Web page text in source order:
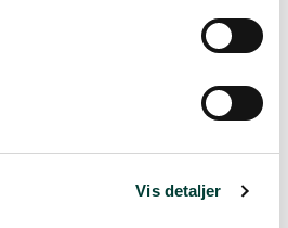
Vis detaljer
du dertil